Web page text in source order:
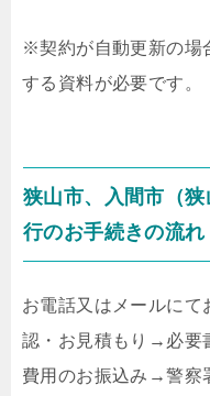
※契約が自動更新の場
する資料が必要です。
狭山市、入間市（
行のお手続きの流れ
お電話又はメールにて
認・お見積もり → 必要
費用のお振込み →警察